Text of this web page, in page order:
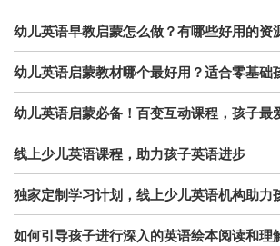
幼儿英语早教启蒙怎么做？有哪些好用的资
幼儿英语启蒙教材哪个最好用？适合零基础
幼儿英语启蒙必备！百变互动课程，孩子最
线上少儿英语课程，助力孩子英语进步
独家定制学习计划，线上少儿英语机构助力
如何引导孩子进行深入的英语绘本阅读和理